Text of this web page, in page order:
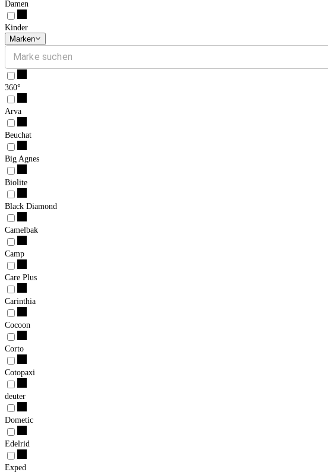
Damen
Kinder
Marken
360°
Arva
Beuchat
Big Agnes
Biolite
Black Diamond
Camelbak
Camp
Care Plus
Carinthia
Cocoon
Corto
Cotopaxi
deuter
Dometic
Edelrid
Exped